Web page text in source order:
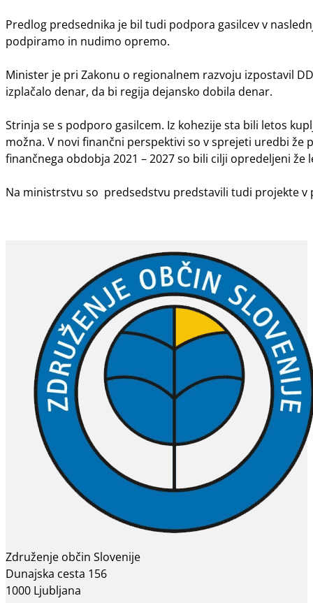
Predlog predsednika je bil tudi podpora gasilcev v
podpiramo in nudimo opremo.
Minister je pri Zakonu o regionalnem razvoju izpostavil
izplačalo denar, da bi regija dejansko dobila denar.
Strinja se s podporo gasilcem. Iz kohezije sta bili letos
možna. V novi finančni perspektivi so v sprejeti uredbi že
finančnega obdobja 2021 – 2027 so bili cilji opredeljeni
Na ministrstvu so predsedstvu predstavili tudi projekte v
Združenje občin Slovenije
Dunajska cesta 156
1000 Ljubljana